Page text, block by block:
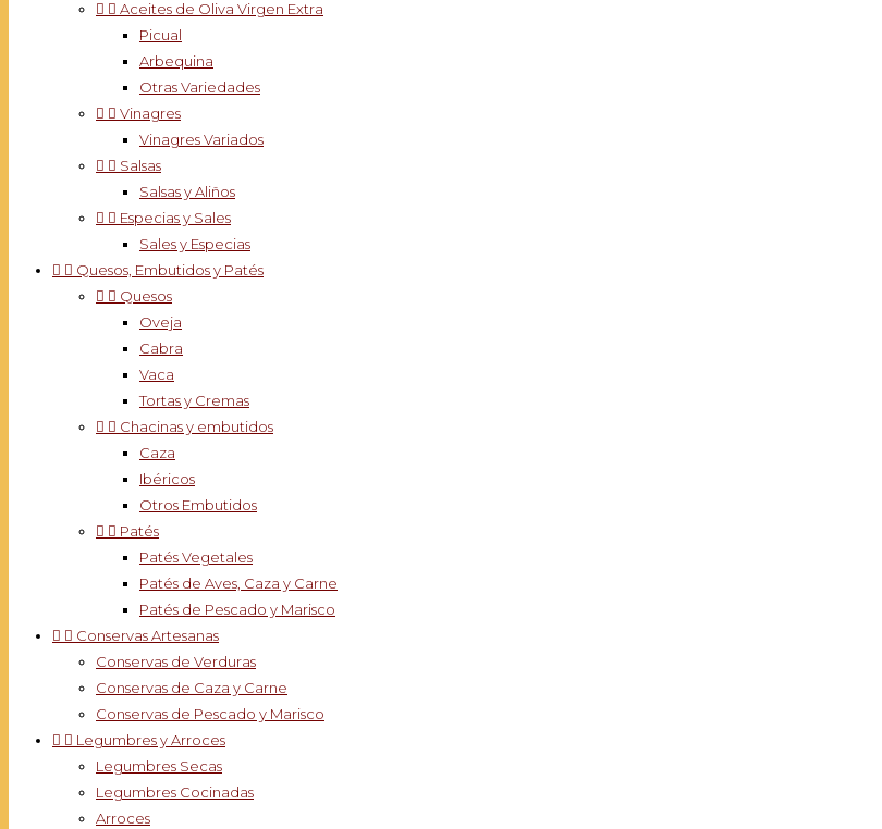
  Aceites de Oliva Virgen Extra
Picual
Arbequina
Otras Variedades
  Vinagres
Vinagres Variados
  Salsas
Salsas y Aliños
  Especias y Sales
Sales y Especias
  Quesos, Embutidos y Patés
  Quesos
Oveja
Cabra
Vaca
Tortas y Cremas
  Chacinas y embutidos
Caza
Ibéricos
Otros Embutidos
  Patés
Patés Vegetales
Patés de Aves, Caza y Carne
Patés de Pescado y Marisco
  Conservas Artesanas
Conservas de Verduras
Conservas de Caza y Carne
Conservas de Pescado y Marisco
  Legumbres y Arroces
Legumbres Secas
Legumbres Cocinadas
Arroces